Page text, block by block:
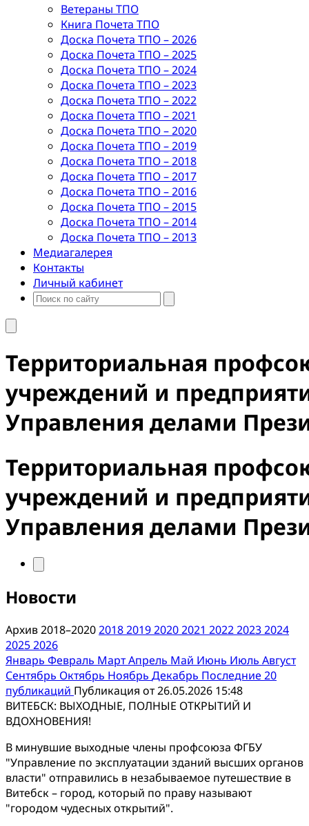
Ветераны ТПО
Книга Почета ТПО
Доска Почета ТПО – 2026
Доска Почета ТПО – 2025
Доска Почета ТПО – 2024
Доска Почета ТПО – 2023
Доска Почета ТПО – 2022
Доска Почета ТПО – 2021
Доска Почета ТПО – 2020
Доска Почета ТПО – 2019
Доска Почета ТПО – 2018
Доска Почета ТПО – 2017
Доска Почета ТПО – 2016
Доска Почета ТПО – 2015
Доска Почета ТПО – 2014
Доска Почета ТПО – 2013
Медиагалерея
Контакты
Личный кабинет
Территориальная
учреждений и
Управления делами
Территориальная
учреждений и
Управления делами
Новости
Архив 2018–20202018201920202021 202220232024
20252026
Январь Февраль МартАпрель Май Июнь Июль Август
Сентябрь Октябрь Ноябрь Декабрь Последние 20
публикаций Публикация от 26.05.2026 15:48
ВИТЕБСК: ВЫХОДНЫЕ, ПОЛНЫЕ ОТКРЫТИЙ И
ВДОХНОВЕНИЯ!
В минувшие выходные члены профсоюза ФГБУ
"Управление по эксплуатации зданий высших органов
власти" отправились в незабываемое путешествие в
Витебск – город, который по праву называют
"городом чудесных открытий".